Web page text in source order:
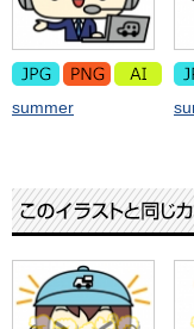
summer